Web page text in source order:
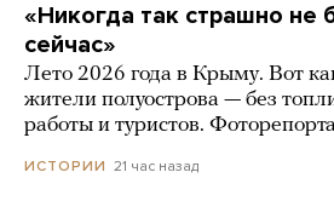
«Никогда так страшно не
сейчас»
Лето 2026 года в Крыму. Вот
жители полуострова — без
работы и туристов.
ИСТОРИИ 21 час назад